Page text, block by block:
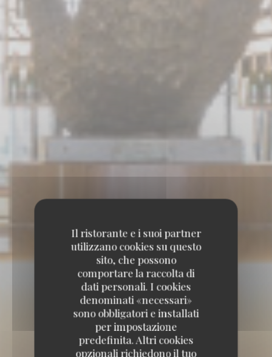
Il ristorante e i suoi partner
utilizzano cookies su questo
sito, che possono
comportare la raccolta di
dati personali. I cookies
denominati «necessari»
sono obbligatori e installati
per impostazione
predefinita. Altri cookies
opzionali richiedono il tuo